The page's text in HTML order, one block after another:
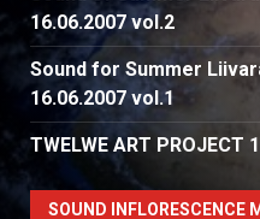
16.06.2007 vol.2
Sound for Summer
16.06.2007 vol.1
TWELWE ART PROJECT
SOUND INFLORESCENCE